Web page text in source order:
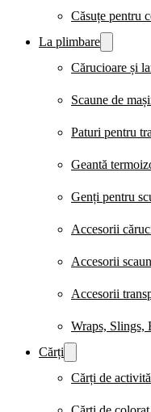
Căsuțe pentru
La plimbare
Cărucioare și
Scaune de
Paturi pentru
Geantă
Genți pentru
Accesorii
Accesorii
Accesorii
Wraps, Slings,
Cărți
Cărți de